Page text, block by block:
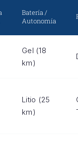
Batería /
Autonomía
Gel (18
km)
Litio (25
km)